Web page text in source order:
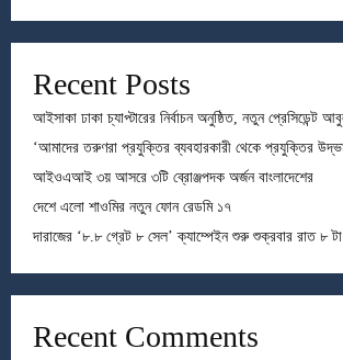
Recent Posts
আইসাকা ঢাকা চ্যাপ্টারের নির্বাচন অনুষ্ঠিত, নতুন প্রেসিডেন্ট
‘আমাদের তরুণরা প্রযুক্তির ব্যবহারকারী থেকে প্রযুক্তির
আইওএআই ৩য় আসরে ৩টি ব্রোঞ্জপদক অর্জন বাংলাদেশের
দেশে এলো শাওমির নতুন ফোন রেডমি ১৭
দারাজের ‘৮.৮ গ্রেট ৮ সেল’ ক্যাম্পেইন শুরু শুক্রবার রাত ৮
Recent Comments